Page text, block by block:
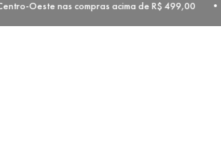
Oeste nas compras acima de R$